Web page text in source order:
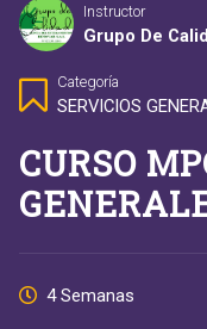
Instructor
Grupo De
Categoría
SERVICIOS
CURSO
4 Semanas